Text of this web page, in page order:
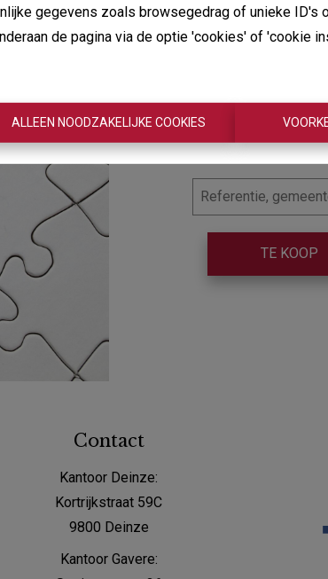
gegevens zoals browsegedrag of unieke ID's
de pagina via de optie 'cookies' of 'cookie
ALLEEN NOODZAKELIJKE COOKIES
TE KOOP
Contact
Kantoor Deinze:
Kortrijkstraat 59C
9800 Deinze
Kantoor Gavere: